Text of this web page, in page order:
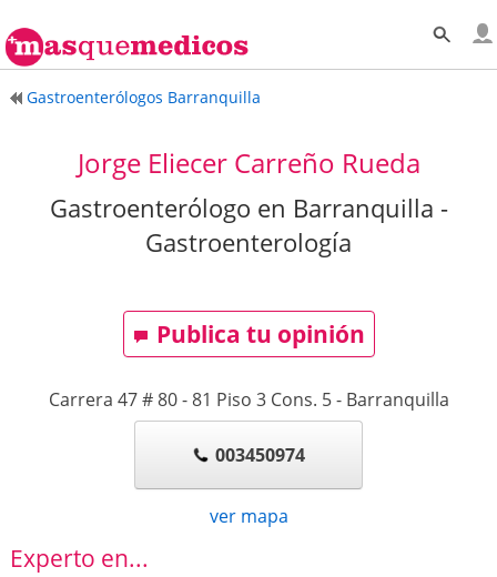
Gastroenterólogos Barranquilla
Jorge Eliecer Carreño Rueda
Gastroenterólogo en Barranquilla -
Gastroenterología
Publica tu opinión
Carrera 47 # 80 - 81 Piso 3 Cons. 5- Barranquilla
003450974
ver mapa
Experto en...